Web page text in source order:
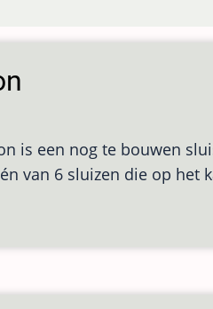
is een nog te bouwen
van 6 sluizen die op